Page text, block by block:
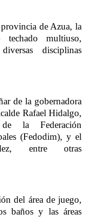
de Azua, la
multiuso,
disciplinas
de la gobernadora
Rafael Hidalgo,
la Federación
(Fedodim), y el
entre otras
del área de juego,
baños y las áreas